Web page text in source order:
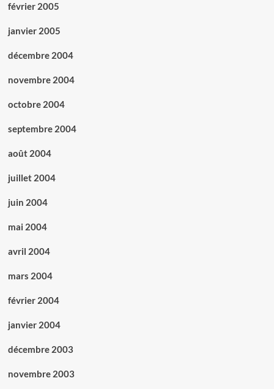
février 2005
janvier 2005
décembre 2004
novembre 2004
octobre 2004
septembre 2004
août 2004
juillet 2004
juin 2004
mai 2004
avril 2004
mars 2004
février 2004
janvier 2004
décembre 2003
novembre 2003